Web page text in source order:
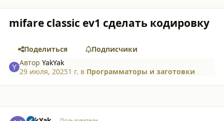
mifare classic ev1 сделать кодировку
Поделиться
Подписчики
АвторYakYak
29 июля, 20251 г. в Программаторы и заготовки